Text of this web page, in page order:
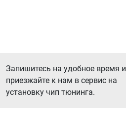
Запишитесь на удобное время и
приезжайте к нам в сервис на
установку чип тюнинга.